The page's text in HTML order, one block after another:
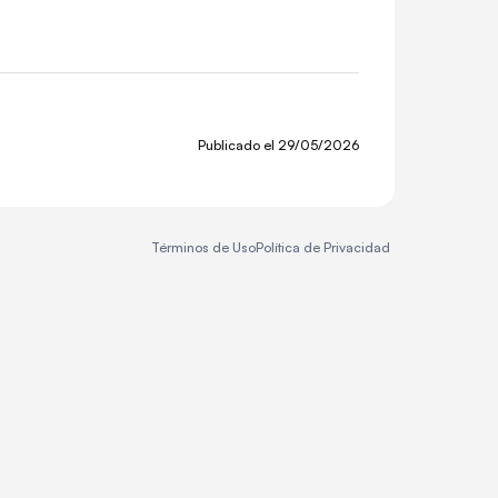
Publicado el 29/05/2026
Términos de UsoPolítica de Privacidad